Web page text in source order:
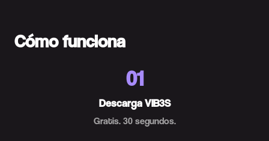
Cómo funciona
01
Descarga VIB3S
Gratis. 30 segundos.